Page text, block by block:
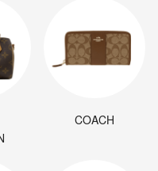
COACH